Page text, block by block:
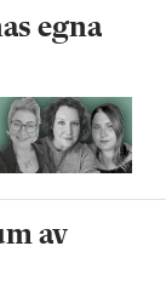
egna
av